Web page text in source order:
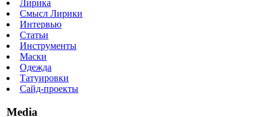
Лирика
Смысл Лирики
Интервью
Статьи
Инструменты
Маски
Одежда
Татуировки
Сайд-проекты
Media